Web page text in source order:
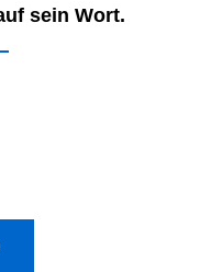
sein Wort.